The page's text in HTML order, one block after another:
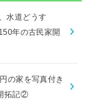
水道どうす
年の古民家開
の家を写真付き
拓記②